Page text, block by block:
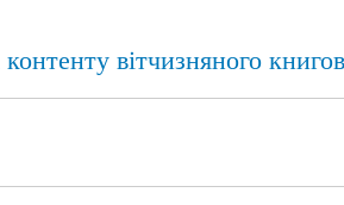
вітчизняного